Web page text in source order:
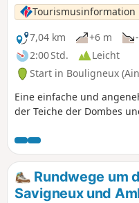
Tourismusinformation
7,04 km
+6 m
2:00 Std.
Leicht
Start in Bouligneux
Eine einfache und
der Teiche der Dombes
Rundwege um
Savigneux und